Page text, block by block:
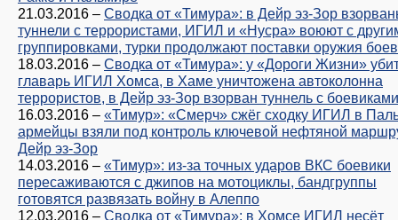
21.03.2016 – Сводка от «Тимура»: в Дейр эз-Зор
туннели с террористами, ИГИЛ и «Нусра» воюют с
группировками, турки продолжают поставки оружия
18.03.2016 – Сводка от «Тимура»: у «Дороги Жизни»
главарь ИГИЛ Хомса, в Хаме уничтожена автоколонна
террористов, в Дейр эз-Зор взорван туннель с боевиками
16.03.2016 – «Тимур»: «Смерч» сжёг сходку ИГИЛ в
армейцы взяли под контроль ключевой нефтяной
Дейр эз-Зор
14.03.2016 – «Тимур»: из-за точных ударов ВКС боевики
пересаживаются с джипов на мотоциклы, бандгруппы
готовятся развязать войну в Алеппо
12.03.2016 – Сводка от «Тимура»: в Хомсе ИГИЛ несёт